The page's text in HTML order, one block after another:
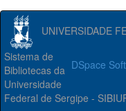
UNIVERSIDADE
DSpace
Sistema de
Bibliotecas da
Universidade
Federal de Sergipe -